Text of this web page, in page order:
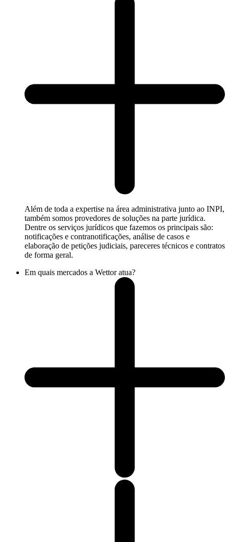
Além de toda a expertise na área administrativa junto ao INPI,
também somos provedores de soluções na parte jurídica.
Dentre os serviços jurídicos que fazemos os principais são:
notificações e contranotificações, análise de casos e
elaboração de petições judiciais, pareceres técnicos e contratos
de forma geral.
Em quais mercados a Wettor atua?